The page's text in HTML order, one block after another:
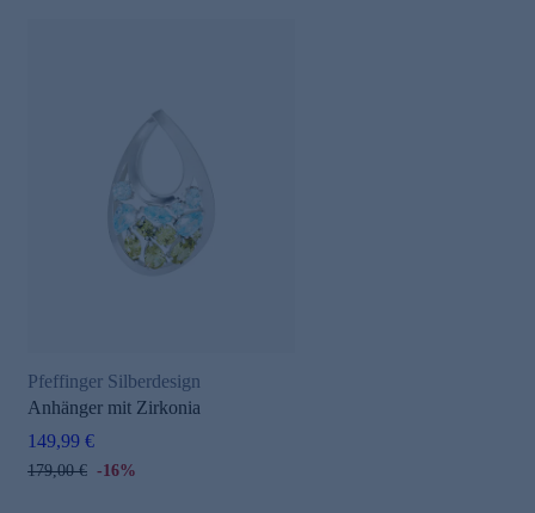
Pfeffinger Silberdesign
Anhänger mit Zirkonia
149,99 €
179,00 € -16%